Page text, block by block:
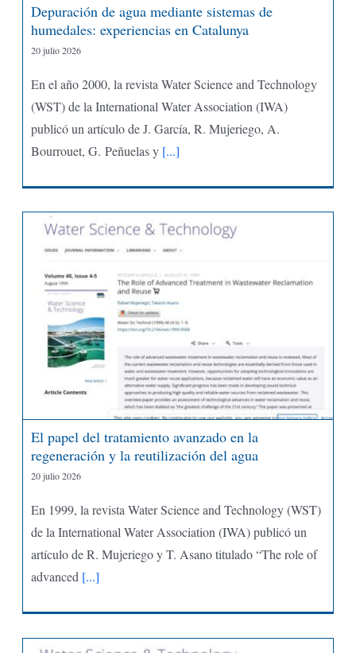
Depuración de agua mediante sistemas de
humedales: experiencias en Catalunya
20 julio 2026
En el año 2000, la revista Water Science and Technology
(WST) de la International Water Association (IWA)
publicó un artículo de J. García, R. Mujeriego, A.
Bourrouet, G. Peñuelas y [...]
El papel del tratamiento avanzado en la
regeneración y la reutilización del agua
20 julio 2026
En 1999, la revista Water Science and Technology (WST)
de la International Water Association (IWA) publicó un
artículo de R. Mujeriego y T. Asano titulado “The role of
advanced [...]